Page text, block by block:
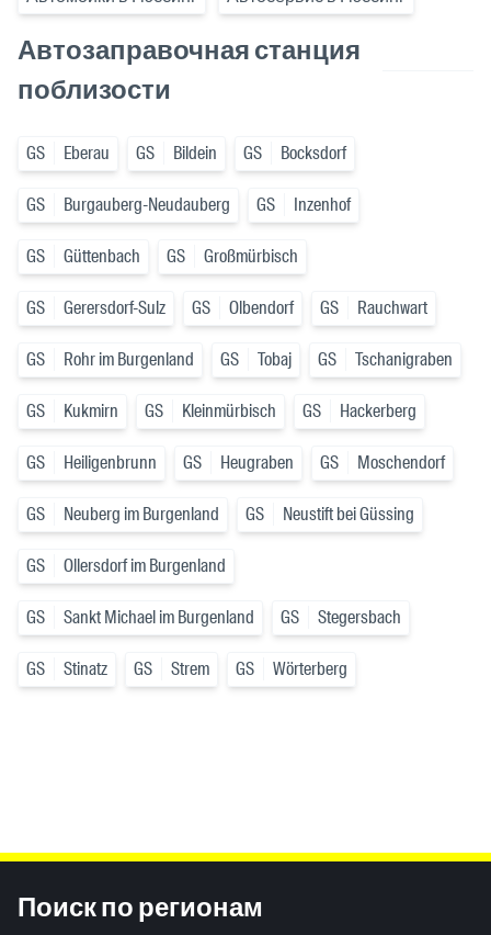
Автозаправочная станция
поблизости
GS Eberau GS Bildein GS Bocksdorf
GS Burgauberg-Neudauberg GS Inzenhof
GS Güttenbach GS Großmürbisch
GS Gerersdorf-Sulz GS Olbendorf GS Rauchwart
GS Rohr im Burgenland GS Tobaj GS Tschanigraben
GS Kukmirn GS Kleinmürbisch GS Hackerberg
GS Heiligenbrunn GS Heugraben GS Moschendorf
GS Neuberg im Burgenland GS Neustift bei Güssing
GS Ollersdorf im Burgenland
GS Sankt Michael im Burgenland GS Stegersbach
GS Stinatz GS Strem GS Wörterberg
Поиск по регионам